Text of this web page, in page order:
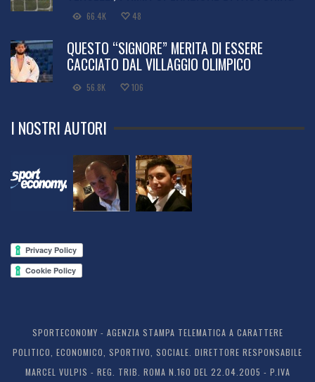
66.4K 48
QUESTO “SIGNORE” MERITA DI ESSERE
CACCIATO DAL VILLAGGIO OLIMPICO
56.8K 106
I NOSTRI AUTORI
SPORTECONOMY - AGENZIA STAMPA TELEMATICA A CARATTERE
POLITICO, ECONOMICO, SPORTIVO, SOCIALE. DIRETTORE RESPONSABILE
MARCEL VULPIS - REG. TRIB. ROMA N.160 DEL 22.04.2005 - P.IVA